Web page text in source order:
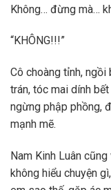
Không… đừng mà…
“KHÔNG!!!”
Cô choàng tỉnh,
trán, tóc mai dính
ngừng phập phồng,
mạnh mẽ.
Nam Kinh Luân
không hiểu chuyện